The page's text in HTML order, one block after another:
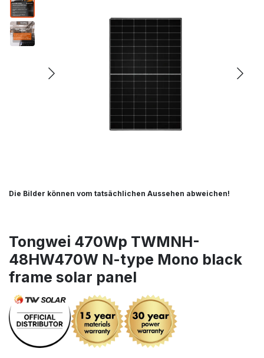
Die Bilder können vom tatsächlichen Aussehen abweichen!
Tongwei 470Wp TWMNH-
48HW470W N-type Mono black
frame solar panel